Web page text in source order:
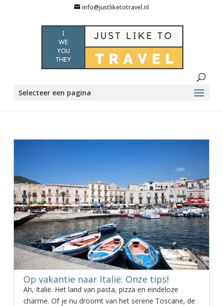
info@justliketotravel.nl
Selecteer een pagina
Op vakantie naar Italië: Onze tips!
Ah, Italië. Het land van pasta, pizza en eindeloze
charme. Of je nu droomt van het serene Toscane, de